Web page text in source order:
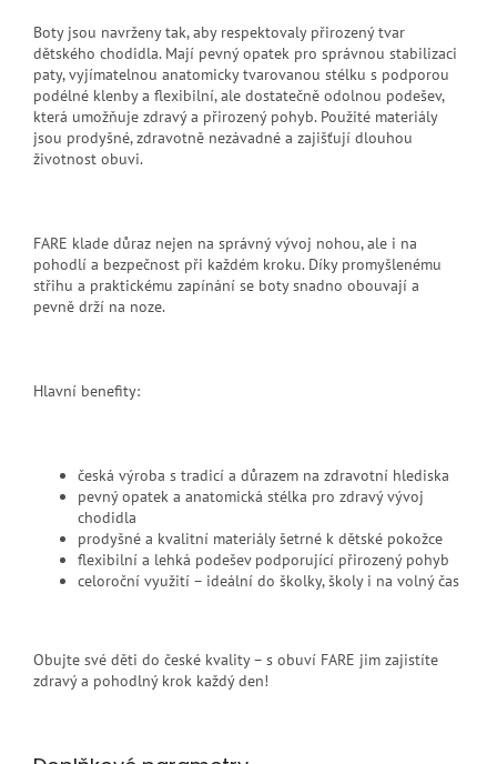
Boty jsou navrženy tak, aby respektovaly přirozený tvar
dětského chodidla. Mají pevný opatek pro správnou stabilizaci
paty, vyjímatelnou anatomicky tvarovanou stélku s podporou
podélné klenby a flexibilní, ale dostatečně odolnou podešev,
která umožňuje zdravý a přirozený pohyb. Použité materiály
jsou prodyšné, zdravotně nezávadné a zajišťují dlouhou
životnost obuvi.
FARE klade důraz nejen na správný vývoj nohou, ale i na
pohodlí a bezpečnost při každém kroku. Díky promyšlenému
střihu a praktickému zapínání se boty snadno obouvají a
pevně drží na noze.
Hlavní benefity:
česká výroba s tradicí a důrazem na zdravotní hlediska
pevný opatek a anatomická stélka pro zdravý vývoj
chodidla
prodyšné a kvalitní materiály šetrné k dětské pokožce
flexibilní a lehká podešev podporující přirozený pohyb
celoroční využití – ideální do školky, školy i na volný čas
Obujte své děti do české kvality – s obuví FARE jim zajistíte
zdravý a pohodlný krok každý den!